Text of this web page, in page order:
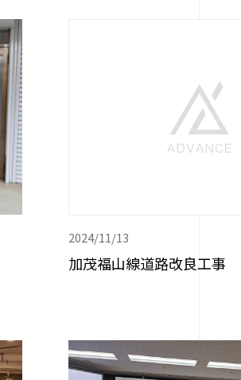
2024/11/13
加茂福山線道路改良工事